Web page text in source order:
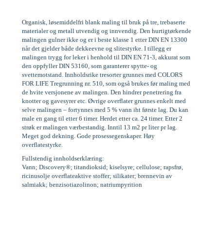
Organisk, løsemiddelfri blank maling til bruk på tre, trebaserte
materialer og metall utvendig og innvendig. Den hurtigtørkende
malingen gulner ikke og er i beste klasse 1 etter DIN EN 13300
når det gjelder både dekkeevne og slitestyrke. I tillegg er
malingen trygg for leker i henhold til DIN EN 71-3, akkurat som
den oppfyller DIN 53160, som garanterer spytte- og
svettemotstand. Innholdsrike tresorter grunnes med COLORS
FOR LIFE Tregrunning nr. 510, som også brukes før maling med
de hvite versjonene av malingen. Den hindrer penetrering fra
knotter og gavesyrer etc. Øvrige overflater grunnes enkelt med
selve malingen – fortynnes med 5 % vann iht første lag. Du kan
male en gang til etter 6 timer. Herdet etter ca. 24 timer. Etter 2
strøk er malingen værbestandig. Inntil 13 m2 pr liter pr lag.
Meget god dekning. Gode prosessegenskaper. Høy
overflatestyrke.
Fullstendig innholdserklæring:
Vann; Discovery®; titandioksid; kiselsyre; cellulose; rapsfrø,
ricinusolje overflateaktive stoffer; silikater; brennevin av
salmiakk; benzisotiazolinon; natriumpyrition